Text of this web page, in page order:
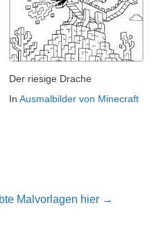
Der riesige Drache
In Ausmalbilder von Minecraft
Malvorlagen hier →